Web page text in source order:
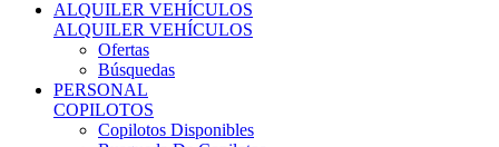
ALQUILER VEHÍCULOS
ALQUILER VEHÍCULOS
Ofertas
Búsquedas
PERSONAL
COPILOTOS
Copilotos Disponibles